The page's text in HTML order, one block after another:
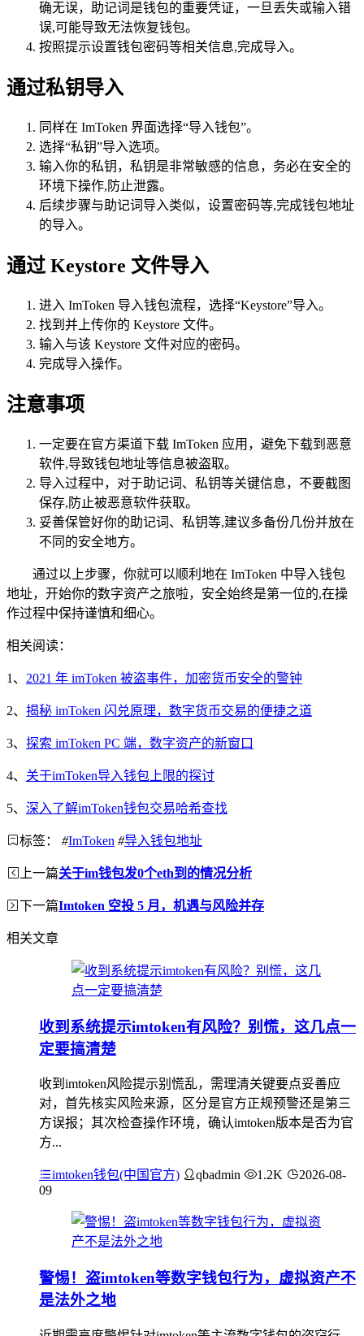
确无误，助记词是钱包的重要凭证，一旦丢失或输入错
误,可能导致无法恢复钱包。
按照提示设置钱包密码等相关信息,完成导入。
通过私钥导入
同样在 ImToken 界面选择“导入钱包”。
选择“私钥”导入选项。
输入你的私钥，私钥是非常敏感的信息，务必在安全的
环境下操作,防止泄露。
后续步骤与助记词导入类似，设置密码等,完成钱包地址
的导入。
通过 Keystore 文件导入
进入 ImToken 导入钱包流程，选择“Keystore”导入。
找到并上传你的 Keystore 文件。
输入与该 Keystore 文件对应的密码。
完成导入操作。
注意事项
一定要在官方渠道下载 ImToken 应用，避免下载到恶意
软件,导致钱包地址等信息被盗取。
导入过程中，对于助记词、私钥等关键信息，不要截图
保存,防止被恶意软件获取。
妥善保管好你的助记词、私钥等,建议多备份几份并放在
不同的安全地方。
通过以上步骤，你就可以顺利地在 ImToken 中导入钱包
地址，开始你的数字资产之旅啦，安全始终是第一位的,在操
作过程中保持谨慎和细心。
相关阅读：
1、 2021 年 imToken 被盗事件，加密货币安全的警钟
2、 揭秘 imToken 闪兑原理，数字货币交易的便捷之道
3、 探索 imToken PC 端，数字资产的新窗口
4、 关于imToken导入钱包上限的探讨
5、 深入了解imToken钱包交易哈希查找
标签： #ImToken #导入钱包地址
上一篇关于im钱包发0个eth到的情况分析
下一篇Imtoken 空投 5 月，机遇与风险并存
相关文章
收到系统提示imtoken有风险？别慌，这几点一
定要搞清楚
收到imtoken风险提示别慌乱，需理清关键要点妥善应
对，首先核实风险来源，区分是官方正规预警还是第三
方误报；其次检查操作环境，确认imtoken版本是否为官
方...
imtoken钱包(中国官方) qbadmin 1.2K
2026-08-
09
警惕！盗imtoken等数字钱包行为，虚拟资产不
是法外之地